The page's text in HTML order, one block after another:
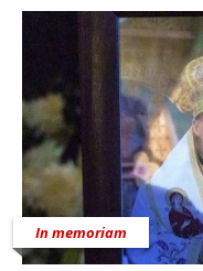
In memoriam